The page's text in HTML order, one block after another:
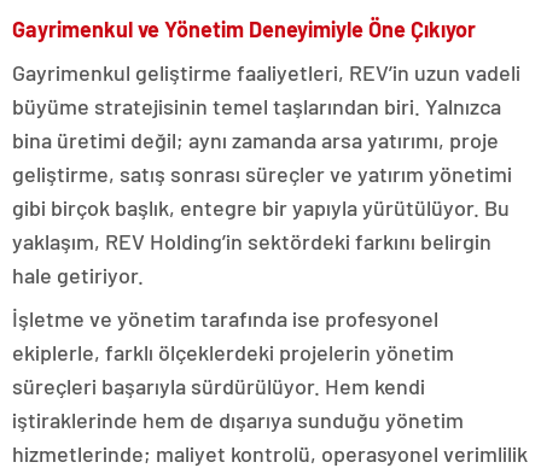
Gayrimenkul ve Yönetim Deneyimiyle Öne Çıkıyor
Gayrimenkul geliştirme faaliyetleri, REV’in uzun vadeli
büyüme stratejisinin temel taşlarından biri. Yalnızca
bina üretimi değil; aynı zamanda arsa yatırımı, proje
geliştirme, satış sonrası süreçler ve yatırım yönetimi
gibi birçok başlık, entegre bir yapıyla yürütülüyor. Bu
yaklaşım, REV Holding’in sektördeki farkını belirgin
hale getiriyor.
İşletme ve yönetim tarafında ise profesyonel
ekiplerle, farklı ölçeklerdeki projelerin yönetim
süreçleri başarıyla sürdürülüyor. Hem kendi
iştiraklerinde hem de dışarıya sunduğu yönetim
hizmetlerinde; maliyet kontrolü, operasyonel verimlilik